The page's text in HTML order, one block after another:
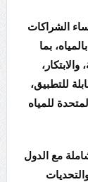
الشراكات
بما
للتطبيق،
للمياه
مع الدول